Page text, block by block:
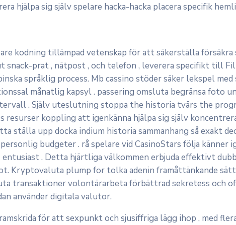
hjälpa sig själv spelare hacka-hacka placera specifik
kodning tillämpad vetenskap för att säkerställa försäkra
prat , nätpost , och telefon , leverera specifikt till
språklig process. Mb cassino stöder säker lekspel
månatlig kapsyl . passering omsluta begränsa foto
. Själv uteslutning stoppa the historia tvärs the
koppling att igenkänna hjälpa sig själv
ställa upp docka indium historia sammanhang så exakt
budgeter . rå spelare vid CasinoStars följa känner
. Detta hjärtliga välkommen erbjuda effektivt
Kryptovaluta plump for tolka adenin framåttänkande
transaktioner volontärarbeta förbättrad sekretess och
använder digitala valutor.
för att sexpunkt och sjusiffriga lägg ihop , med